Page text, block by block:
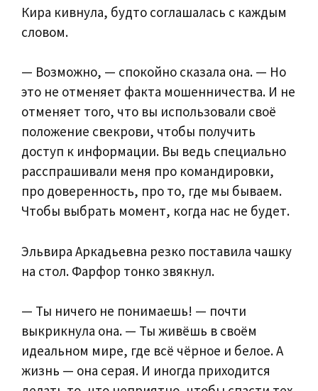
Кира кивнула, будто соглашалась с каждым
словом.
— Возможно, — спокойно сказала она. — Но
это не отменяет факта мошенничества. И не
отменяет того, что вы использовали своё
положение свекрови, чтобы получить
доступ к информации. Вы ведь специально
расспрашивали меня про командировки,
про доверенность, про то, где мы бываем.
Чтобы выбрать момент, когда нас не будет.
Эльвира Аркадьевна резко поставила чашку
на стол. Фарфор тонко звякнул.
— Ты ничего не понимаешь! — почти
выкрикнула она. — Ты живёшь в своём
идеальном мире, где всё чёрное и белое. А
жизнь — она серая. И иногда приходится